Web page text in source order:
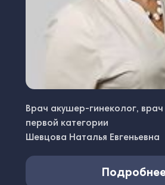
Врач акушер-гинеколог, врач
первой категории
Шевцова Наталья Евгеньевна